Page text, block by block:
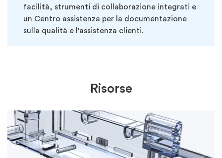
facilità, strumenti di collaborazione integrati e
un Centro assistenza per la documentazione
sulla qualità e l'assistenza clienti.
Risorse